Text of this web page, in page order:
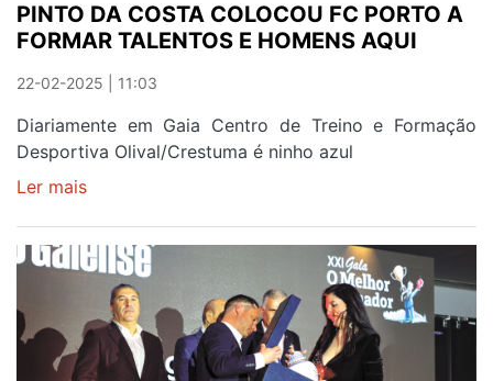
PINTO DA COSTA COLOCOU FC PORTO A
FORMAR TALENTOS E HOMENS AQUI
22-02-2025 | 11:03
Diariamente em Gaia Centro de Treino e Formação
Desportiva Olival/Crestuma é ninho azul
Ler mais
DA
COSTA
COLOCOU
FC
PORTO
A